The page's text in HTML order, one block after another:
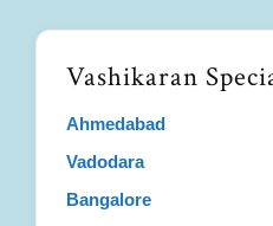
Vashikaran
Ahmedabad
Vadodara
Bangalore